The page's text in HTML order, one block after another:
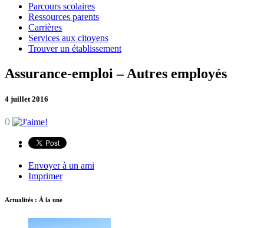
Parcours scolaires
Ressources parents
Carrières
Services aux citoyens
Trouver un établissement
Assurance-emploi – Autres employés
4 juillet 2016
0
Envoyer à un ami
Imprimer
Actualités : À la une